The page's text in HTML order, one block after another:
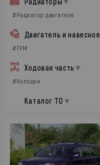
#Радиатор двигателя
Двигатель и навесное
#ГРМ
Ходовая часть
#Колодки
Каталог ТО